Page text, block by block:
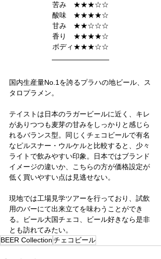
苦み　★★★☆☆
酸味　★★★★☆
甘み　★★☆☆☆
香り　★★★★☆
ボディ★★★☆☆
国内生産量No.1を誇るプラハの地ビール、ス
タロプラメン。
テイストは日本のラガービールに近く、キレ
がありつつも麦芽の甘みをしっかりと感じら
れるバランス型。同じくチェコビールで有名
なピルスナー・ウルケルと比較すると、少々
ライトで飲みやすい印象。日本ではブランド
イメージの違いか、こちらの方が価格設定が
低く買いやすい点は見逃せない。
現地では工場見学ツアーを行っており、試飲
用のバーにて出来立てを味わうことができ
る。ビール大国チェコ、ビール好きなら是非
とも訪れてみたい。
BEER Collectionチェコビール